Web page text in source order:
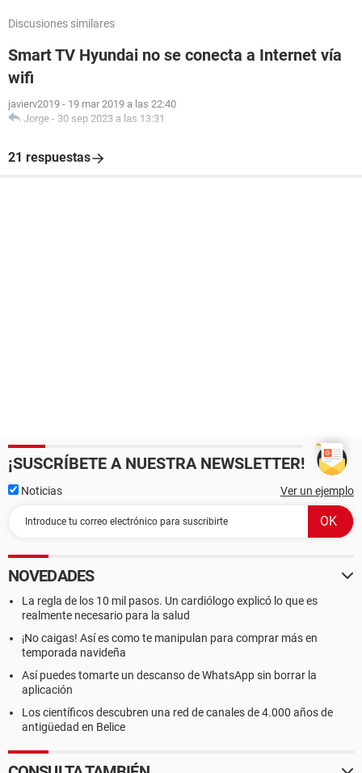
Discusiones similares
Smart TV Hyundai no se conecta a Internet vía
wifi
javierv2019 - 19 mar 2019 a las 22:40
Jorge - 30 sep 2023 a las 13:31
21 respuestas
¡SUSCRÍBETE A NUESTRA NEWSLETTER!
Noticias Ver un ejemplo
NOVEDADES
La regla de los 10 mil pasos. Un cardiólogo explicó lo que es
realmente necesario para la salud
¡No caigas! Así es como te manipulan para comprar más en
temporada navideña
Así puedes tomarte un descanso de WhatsApp sin borrar la
aplicación
Los científicos descubren una red de canales de 4.000 años de
antigüedad en Belice